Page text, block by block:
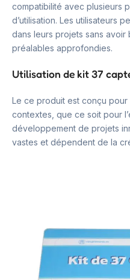
compatibilité avec plusieurs
d’utilisation. Les utilisateurs
dans leurs projets sans
préalables approfondies.
Utilisation de kit 37
Le ce produit est conçu
contextes, que ce soit pour
développement de projets
vastes et dépendent de la